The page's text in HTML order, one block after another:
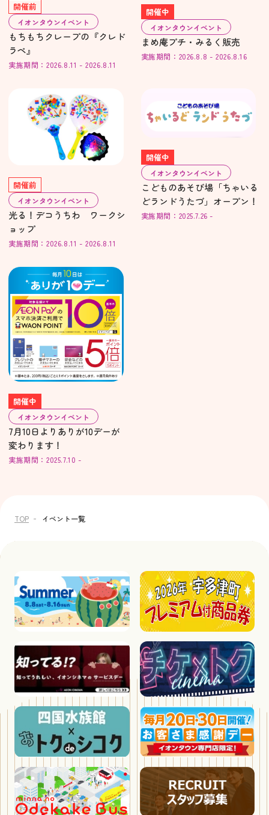
開催前
イオンタウンイベント
もちもちクレープの『クレド
ラペ』
実施期間：2026.8.11 - 2026.8.11
開催中
イオンタウンイベント
まめ庵プチ・みるく販売
実施期間：2026.8.8 - 2026.8.16
開催前
イオンタウンイベント
光る！デコうちわ ワークシ
ョップ
実施期間：2026.8.11 - 2026.8.11
開催中
イオンタウンイベント
こどものあそび場「ちゃいる
どランドうたづ」オープン！
実施期間：2025.7.26 -
開催中
イオンタウンイベント
7月10日よりありが10デーが
変わります！
実施期間：2025.7.10 -
TOP イベント一覧